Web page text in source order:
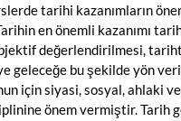
tarihi kazanımların
en önemli kazanımı
değerlendirilmesi,
geleceğe bu şekilde yön
için siyasi, sosyal, ahlaki
önem vermiştir. Tarih